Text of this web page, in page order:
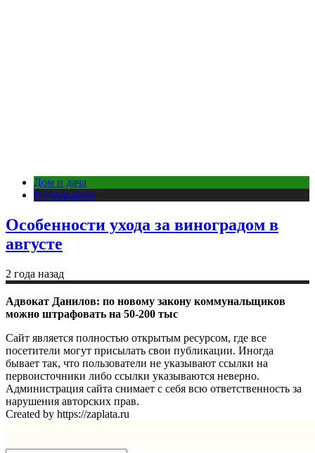
Дом и дача
Публикации
Особенности ухода за виноградом в
августе
2 года назад
Адвокат Данилов: по новому закону коммунальщиков
можно штрафовать на 50-200 тыс
Сайт является полностью открытым ресурсом, где все
посетители могут присылать свои публикации. Иногда
бывает так, что пользователи не указывают ссылки на
первоисточники либо ссылки указываются неверно.
Администрация сайта снимает с себя всю ответственность за
нарушения авторских прав.
Created by https://zaplata.ru